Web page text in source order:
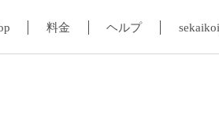
料金 ヘルプ